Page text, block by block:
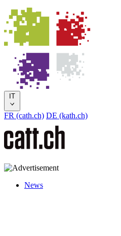
IT
FR (cath.ch) DE (kath.ch)
News